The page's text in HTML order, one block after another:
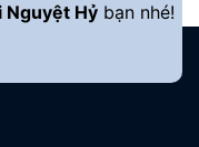
Nguyệt Hỷ bạn nhé!